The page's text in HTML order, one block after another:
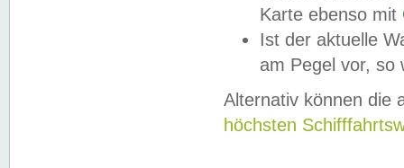
Karte ebenso mit
Ist der aktuelle
am Pegel vor,
Alternativ können die
höchsten